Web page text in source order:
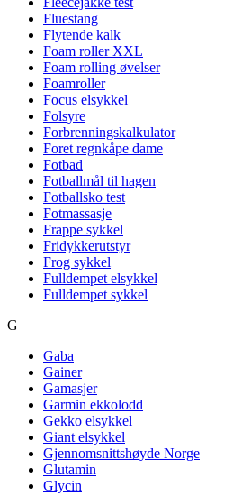
Fluestang
Flytende kalk
Foam roller XXL
Foam rolling øvelser
Foamroller
Focus elsykkel
Folsyre
Forbrenningskalkulator
Foret regnkåpe dame
Fotbad
Fotballmål til hagen
Fotballsko test
Fotmassasje
Frappe sykkel
Fridykkerutstyr
Frog sykkel
Fulldempet elsykkel
Fulldempet sykkel
G
Gaba
Gainer
Gamasjer
Garmin ekkolodd
Gekko elsykkel
Giant elsykkel
Gjennomsnittshøyde Norge
Glutamin
Glycin